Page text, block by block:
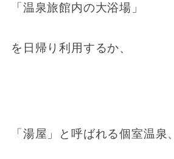
「温泉旅館内の大浴場」
を日帰り利用するか、
「湯屋」と呼ばれる個室温泉、